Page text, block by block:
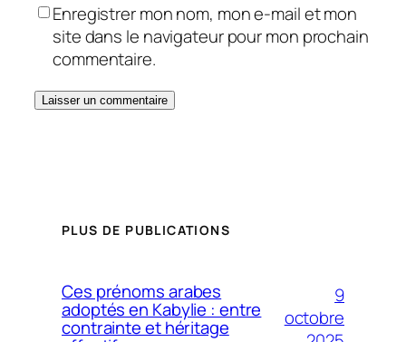
Enregistrer mon nom, mon e-mail et mon
site dans le navigateur pour mon prochain
commentaire.
PLUS DE PUBLICATIONS
Ces prénoms arabes
adoptés en Kabylie : entre
contrainte et héritage
9
octobre